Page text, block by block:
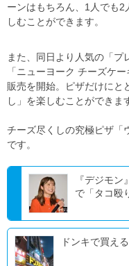
ーンはもちろん、 1 人でも2
しむことができます。
また、同日より人気の「プ
「ニューヨーク チーズケー
販売を開始。ピザだけにと
し」を楽しむことができま
チーズ尽くしの究極ピザ「
です。
『デジモ
で「タコ殴
ドンキで買え